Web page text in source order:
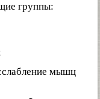
группы:
мышц